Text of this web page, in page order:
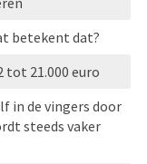
betekent dat?
tot 21.000 euro
in de vingers door
steeds vaker